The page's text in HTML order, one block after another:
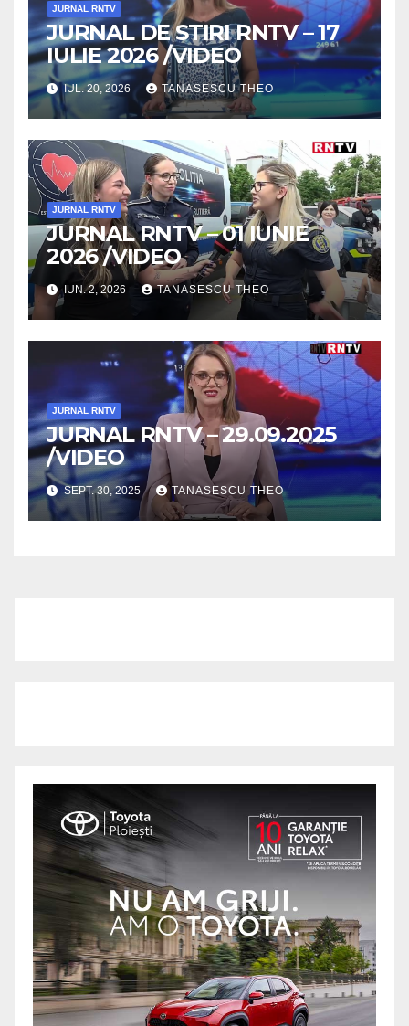
JURNAL RNTV
JURNAL DE STIRI RNTV – 17
IULIE 2026 /VIDEO
IUL. 20, 2026 TANASESCU THEO
JURNAL RNTV
JURNAL RNTV – 01 IUNIE
2026 /VIDEO
IUN. 2, 2026 TANASESCU THEO
JURNAL RNTV
JURNAL RNTV – 29.09.2025
/VIDEO
SEPT. 30, 2025 TANASESCU THEO